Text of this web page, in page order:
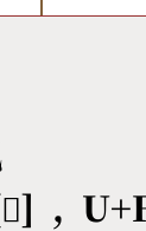
轉碼
具
,